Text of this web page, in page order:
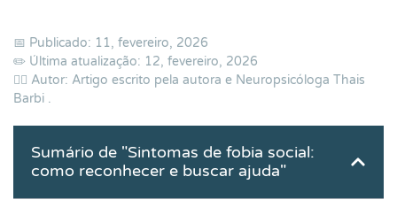
📅 Publicado: 11, fevereiro, 2026
✏️ Última atualização: 12, fevereiro, 2026
👨‍⚕️ Autor: Artigo escrito pela autora e Neuropsicóloga Thais
Barbi .
Sumário de "Sintomas de fobia social:
como reconhecer e buscar ajuda"